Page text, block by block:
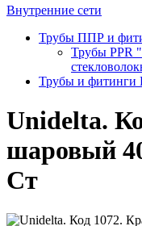
Внутренние сети
Трубы ППР и
Трубы PPR
Трубы и фитинги
Unidelta.
шаровый
Ст